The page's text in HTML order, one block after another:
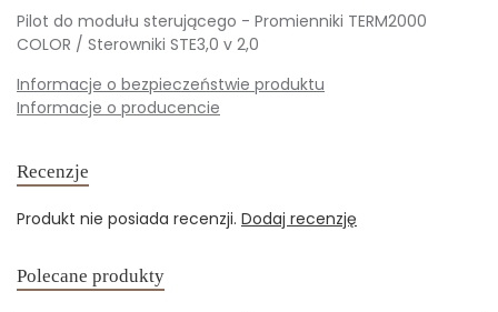
Pilot do modułu sterującego - Promienniki TERM2000
COLOR / Sterowniki STE3,0 v 2,0
Informacje o bezpieczeństwie produktu
Informacje o producencie
Recenzje
Produkt nie posiada recenzji. Dodaj recenzję
Polecane produkty